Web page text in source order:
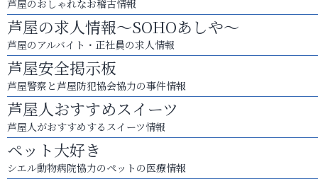
芦屋のおしゃれなお稽古情報
芦屋の求人情報～SOHOあしや～
芦屋のアルバイト・正社員の求人情報
芦屋安全掲示板
芦屋警察と芦屋防犯協会協力の事件情報
芦屋人おすすめスイーツ
芦屋人がおすすめするスイーツ情報
ペット大好き
シエル動物病院協力のペットの医療情報